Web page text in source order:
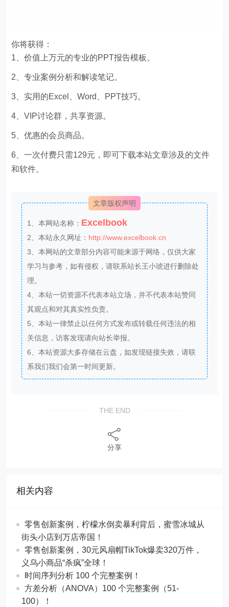
你将获得：
1、价值上万元的专业的PPT报告模板。
2、专业案例分析和解读笔记。
3、实用的Excel、Word、PPT技巧。
4、VIP讨论群，共享资源。
5、优惠的会员商品。
6、一次付费只需129元，即可下载本站文章涉及的文件
和软件。
文章版权声明
1、本网站名称： Excelbook
2、本站永久网址： http://www.excelbook.cn
3、本网站的文章部分内容可能来源于网络，仅供大家
学习与参考，如有侵权，请联系站长王小琥进行删除处
理。
4、本站一切资源不代表本站立场，并不代表本站赞同
其观点和对其真实性负责。
5、本站一律禁止以任何方式发布或转载任何违法的相
关信息，访客发现请向站长举报。
6、本站资源大多存储在云盘，如发现链接失效，请联
系我们我们会第一时间更新。
THE END
分享
相关内容
零售创新案例，柠檬水倒卖暴利背后，蜜雪冰城从
街头小店到万店帝国！
​​零售创新案例，30元风扇帽TikTok爆卖320万件，
义乌小商品“杀疯”全球！
时间序列分析 100 个完整案例！
方差分析（ANOVA）100 个完整案例（51-
100）！